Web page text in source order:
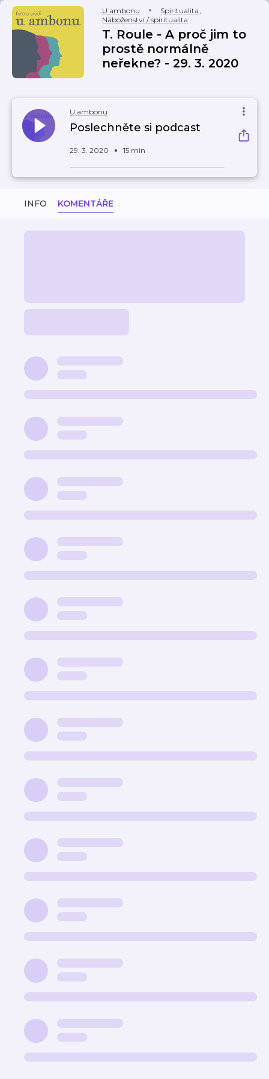
U ambonu Spiritualita,
Náboženství / spiritualita
T. Roule - A proč jim to
prostě normálně
neřekne? - 29. 3. 2020
U ambonu
Poslechněte si podcast
29. 3. 2020 15 min
INFO KOMENTÁŘE